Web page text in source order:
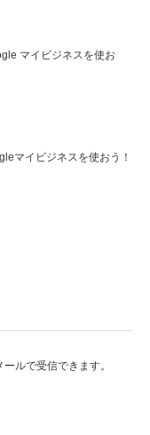
マイビジネスを使お
マイビジネスを使おう！
ルで受信できます。